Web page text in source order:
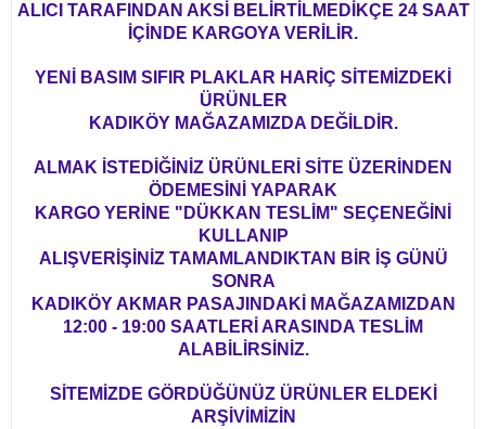
ALICI TARAFINDAN AKSİ BELİRTİLMEDİKÇE 24 SAAT
İÇİNDE KARGOYA VERİLİR.
YENİ BASIM SIFIR PLAKLAR HARİÇ SİTEMİZDEKİ
ÜRÜNLER
KADIKÖY MAĞAZAMIZDA DEĞİLDİR.
ALMAK İSTEDİĞİNİZ ÜRÜNLERİ SİTE ÜZERİNDEN
ÖDEMESİNİ YAPARAK
KARGO YERİNE "DÜKKAN TESLİM" SEÇENEĞİNİ
KULLANIP
ALIŞVERİŞİNİZ TAMAMLANDIKTAN BİR İŞ GÜNÜ
SONRA
KADIKÖY AKMAR PASAJINDAKİ MAĞAZAMIZDAN
12:00 - 19:00 SAATLERİ ARASINDA TESLİM
ALABİLİRSİNİZ.
SİTEMİZDE GÖRDÜĞÜNÜZ ÜRÜNLER ELDEKİ
ARŞİVİMİZİN